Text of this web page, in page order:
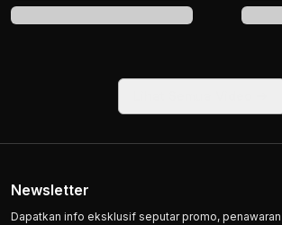
Newsletter
Dapatkan info eksklusif seputar promo,